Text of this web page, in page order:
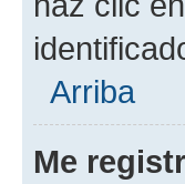
Arriba
Me